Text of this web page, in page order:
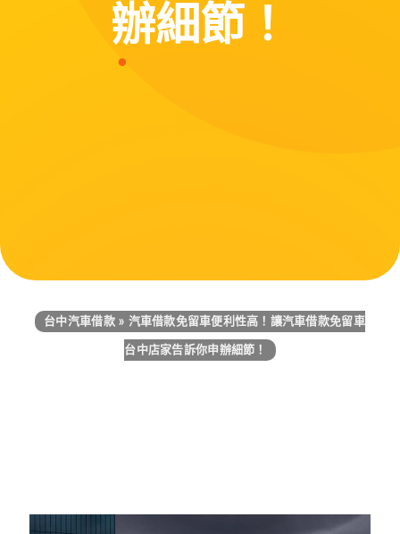
辦細節！
台中汽車借款 » 汽車借款免留車便利性高！讓汽車借款免留車
台中店家告訴你申辦細節！